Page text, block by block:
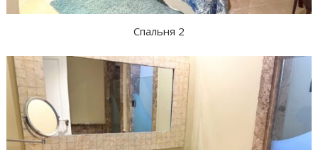
Спальня 2